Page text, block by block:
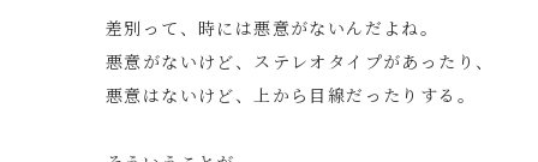
差別って、時には悪意がないんだよね。
悪意がないけど、ステレオタイプがあったり、
悪意はないけど、上から目線だったりする。